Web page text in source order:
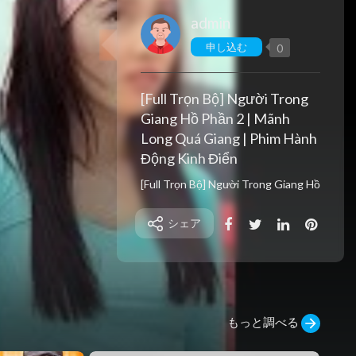
admin
申し込む 0
[Full Trọn Bộ] Người Trong
Giang Hồ Phần 2 | Mãnh
Long Quá Giang | Phim Hành
Động Kinh Điển
[Full Trọn Bộ] Người Trong Giang Hồ
Phần 2 | Mãnh Long Quá Giang | Phi
m Hành Động Kinh Điển
ĐĂNG KÝ KÊNH NGAY TẠI ĐÂY :
https://www.youtube.com/channe...
.l/UC90kbFy_qfMm80kd6
vào năm 1996, xoay quanh chàng th
anh niên Trần Hạo Nam và băng nhó
m Hồng Hưng của Hội Tam Hoàng. N
シェア
もっと調べる